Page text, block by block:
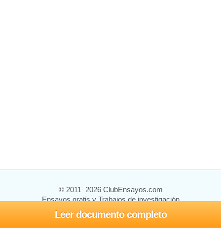
Leer documento completo
© 2011–2026 ClubEnsayos.com
Ensayos gratis y Trabajos de investigación